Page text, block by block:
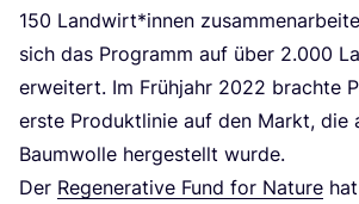
150 Landwirt*innen
sich das Pro­gramm auf über 2.000
erwei­tert. Im Früh­jahr 2022 brach­te
ers­te Pro­dukt­li­nie auf den Markt, die
Baum­wol­le her­ge­stellt wurde.
Der Rege­ne­ra­ti­ve Fund for Natu­re